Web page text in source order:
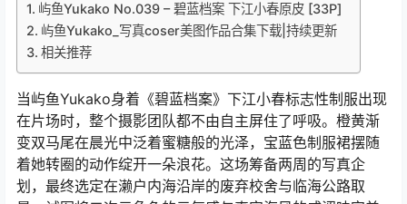
屿鱼Yukako No.039 – 碧蓝档案 下江小春原皮 [33P]
屿鱼Yukako_写真coser美图作品合集下载|持续更新
相关推荐
当屿鱼Yukako身着《碧蓝档案》下江小春标志性制服出现
在片场时，整个摄影团队都不由自主屏住了呼吸。橙黄渐
变双马尾在晨光中泛着蜜糖般的光泽，宝蓝色制服裙摆随
着她转圈的动作绽开一朵浪花。这场筹备两周的写真企
划，最终选定在濑户内海沿岸的废弃校舍与临海公路取